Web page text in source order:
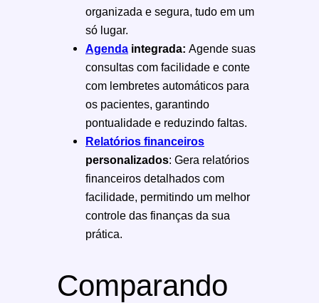
organizada e segura, tudo em um
só lugar.
Agenda integrada: Agende suas
consultas com facilidade e conte
com lembretes automáticos para
os pacientes, garantindo
pontualidade e reduzindo faltas.
Relatórios financeiros
personalizados: Gera relatórios
financeiros detalhados com
facilidade, permitindo um melhor
controle das finanças da sua
prática.
Comparando